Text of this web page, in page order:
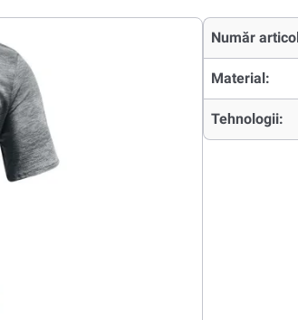
Număr
Material:
Tehnologii: